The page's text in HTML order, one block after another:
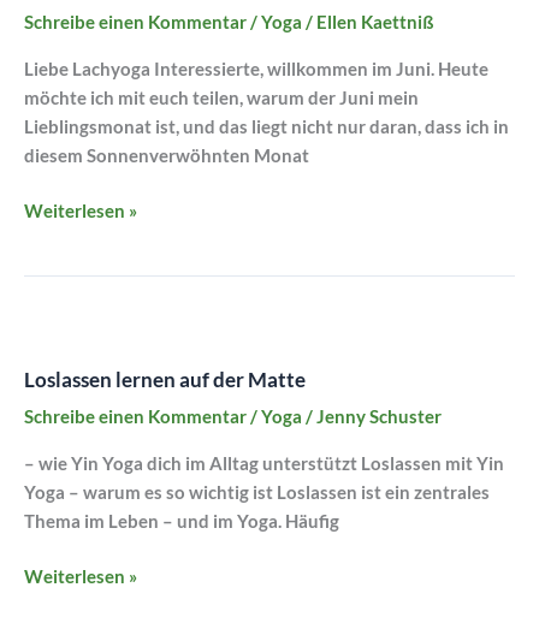
Schreibe einen Kommentar/Yoga / Ellen Kaettniß
Liebe Lachyoga Interessierte, willkommen im Juni. Heute
möchte ich mit euch teilen, warum der Juni mein
Lieblingsmonat ist, und das liegt nicht nur daran, dass ich in
diesem Sonnenverwöhnten Monat
Weiterlesen »
Loslassen lernen auf der Matte
Schreibe einen Kommentar/Yoga /Jenny Schuster
– wie Yin Yoga dich im Alltag unterstützt Loslassen mit Yin
Yoga – warum es so wichtig ist Loslassen ist ein zentrales
Thema im Leben – und im Yoga. Häufig
auf
der
Weiterlesen »